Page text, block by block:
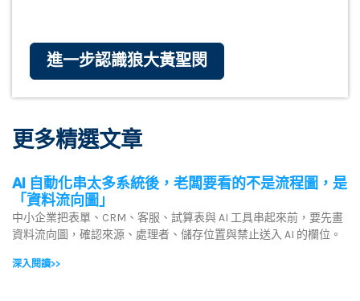
進一步認識狼大黃聖閔
更多精選文章
AI 自動化串太多系統後，老闆要看的不是流程圖，是
「資料流向圖」
中小企業把表單、CRM、客服、試算表與 AI 工具串起來前，要先畫
資料流向圖，確認來源、處理者、儲存位置與禁止送入 AI 的欄位。
深入閱讀>>